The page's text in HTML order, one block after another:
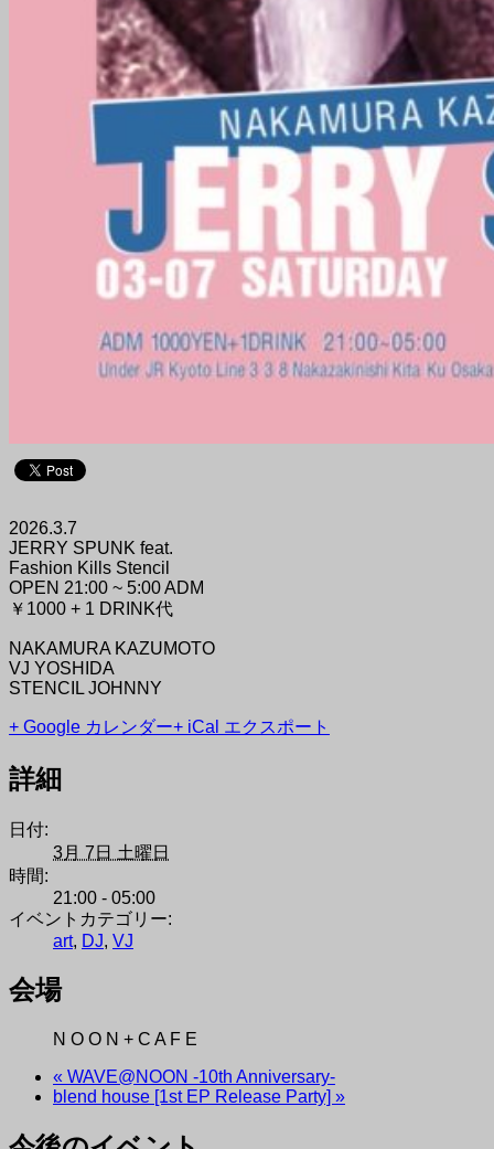
2026.3.7
JERRY SPUNK feat.
Fashion Kills Stencil
OPEN 21:00 ~ 5:00 ADM
￥1000 + 1 DRINK代
NAKAMURA KAZUMOTO
VJ YOSHIDA
STENCIL JOHNNY
+ Google カレンダー+ iCal エクスポート
詳細
日付:
3月 7日 土曜日
時間:
21:00 - 05:00
イベントカテゴリー:
art, DJ, VJ
会場
N O O N + C A F E
« WAVE@NOON -10th Anniversary-
blend house [1st EP Release Party] »